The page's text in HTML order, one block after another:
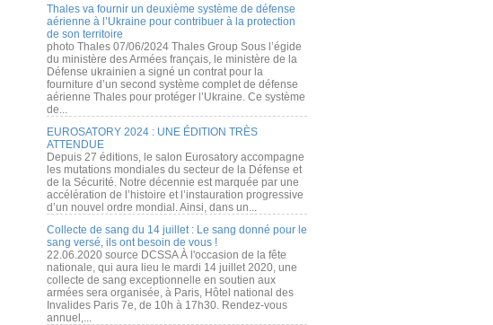
Thales va fournir un deuxième système de défense
aérienne à l’Ukraine pour contribuer à la protection
de son territoire
photo Thales 07/06/2024 Thales Group Sous l’égide
du ministère des Armées français, le ministère de la
Défense ukrainien a signé un contrat pour la
fourniture d’un second système complet de défense
aérienne Thales pour protéger l’Ukraine. Ce système
de...
EUROSATORY 2024 : UNE ÉDITION TRÈS
ATTENDUE
Depuis 27 éditions, le salon Eurosatory accompagne
les mutations mondiales du secteur de la Défense et
de la Sécurité. Notre décennie est marquée par une
accélération de l’histoire et l’instauration progressive
d’un nouvel ordre mondial. Ainsi, dans un...
Collecte de sang du 14 juillet : Le sang donné pour le
sang versé, ils ont besoin de vous !
22.06.2020 source DCSSA À l'occasion de la fête
nationale, qui aura lieu le mardi 14 juillet 2020, une
collecte de sang exceptionnelle en soutien aux
armées sera organisée, à Paris, Hôtel national des
Invalides Paris 7e, de 10h à 17h30. Rendez-vous
annuel,...